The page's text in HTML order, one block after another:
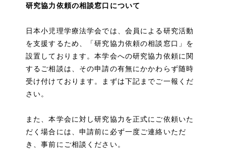
研究協力依頼の相談窓口について
日本小児理学療法学会では、会員による研究活動
を支援するため、「研究協力依頼の相談窓口」を
設置しております。本学会への研究協力依頼に関
するご相談は、その申請の有無にかかわらず随時
受け付けております。まずは下記までご一報くだ
さい。
また、本学会に対し研究協力を正式にご依頼いた
だく場合には、申請前に必ず一度ご連絡いただ
き、事前にご相談ください。